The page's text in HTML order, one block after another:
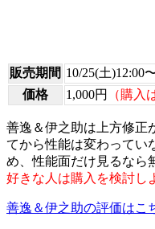
販売期間 10/25(土)12:00
価格
1,000円 （購入
善逸＆伊之助は上方修正
てから性能は変わってい
め、性能面だけ見るなら
好きな人は購入を検討し
善逸＆伊之助の評価はこ